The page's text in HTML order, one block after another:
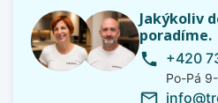
Jakýkoliv
poradíme.
phone +420
Po-Pá
mail_outline